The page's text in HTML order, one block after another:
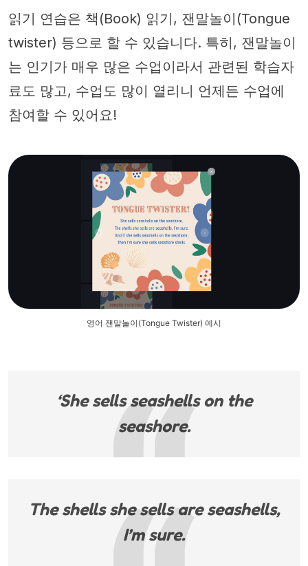
읽기 연습은 책(Book) 읽기, 잰말놀이(Tongue
twister) 등으로 할 수 있습니다. 특히, 잰말놀이
는 인기가 매우 많은 수업이라서 관련된 학습자
료도 많고, 수업도 많이 열리니 언제든 수업에
참여할 수 있어요!
영어 잰말놀이(Tongue Twister) 예시
‘She sells seashells on the
seashore.
The shells she sells are seashells,
I’m sure.